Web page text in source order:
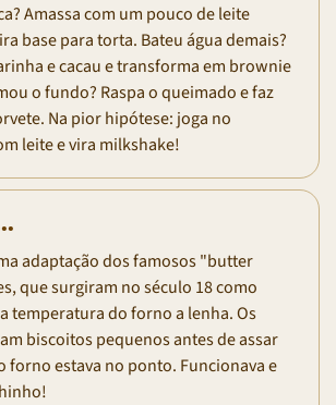
Amassa com um pouco de leite
base para torta. Bateu água demais?
e cacau e transforma em brownie
o fundo? Raspa o queimado e faz
Na pior hipótese: joga no
leite e vira milkshake!
adaptação dos famosos "butter
que surgiram no século 18 como
temperatura do forno a lenha. Os
biscoitos pequenos antes de assar
forno estava no ponto. Funcionava e